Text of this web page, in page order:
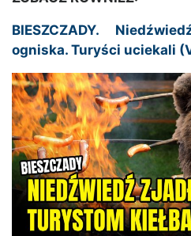
BIESZCZADY.
ogniska. Turyści uciekali